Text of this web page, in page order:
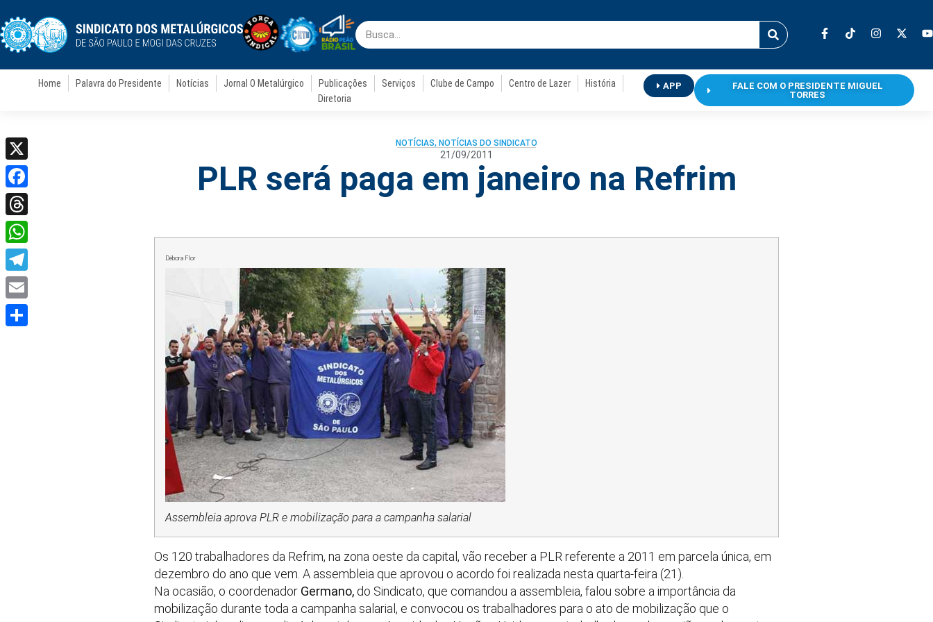
Home Palavra do Presidente Notícias Jornal O Metalúrgico Publicações Serviços Clube de Campo Centro de Lazer
História
Diretoria
APP
FALE COM O PRESIDENTE MIGUEL
TORRES
NOTÍCIAS, NOTÍCIAS DO SINDICATO
21/09/2011
PLR será paga em janeiro na Refrim
Débora Flor
Assembleia aprova PLR e mobilização para a campanha salarial
Os 120 trabalhadores da Refrim, na zona oeste da capital, vão receber a PLR referente a 2011 em parcela única, em
dezembro do ano que vem. A assembleia que aprovou o acordo foi realizada nesta quarta-feira (21).
Na ocasião, o coordenador Germano, do Sindicato, que comandou a assembleia, falou sobre a importância da
mobilização durante toda a campanha salarial, e convocou os trabalhadores para o ato de mobilização que o
X
Facebook
Threads
WhatsApp
Telegram
Email